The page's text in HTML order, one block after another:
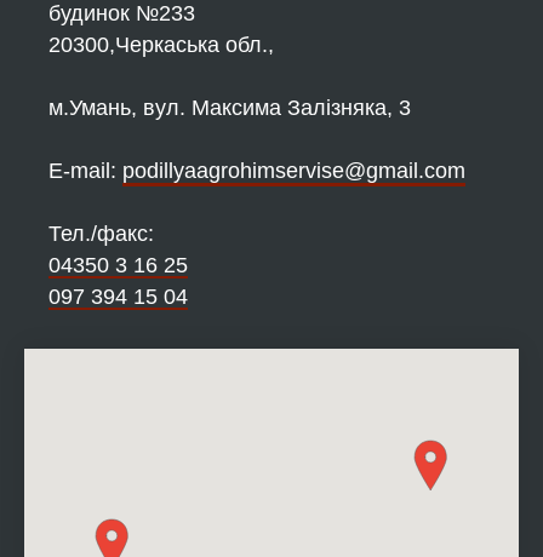
будинок №233
20300,Черкаська обл.,
м.Умань, вул. Максима Залізняка, 3
Е-mail: podillyaagrohimservise@gmail.com
Тел./факс:
04350 3 16 25
097 394 15 04